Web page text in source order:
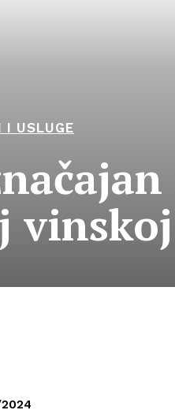
I USLUGE